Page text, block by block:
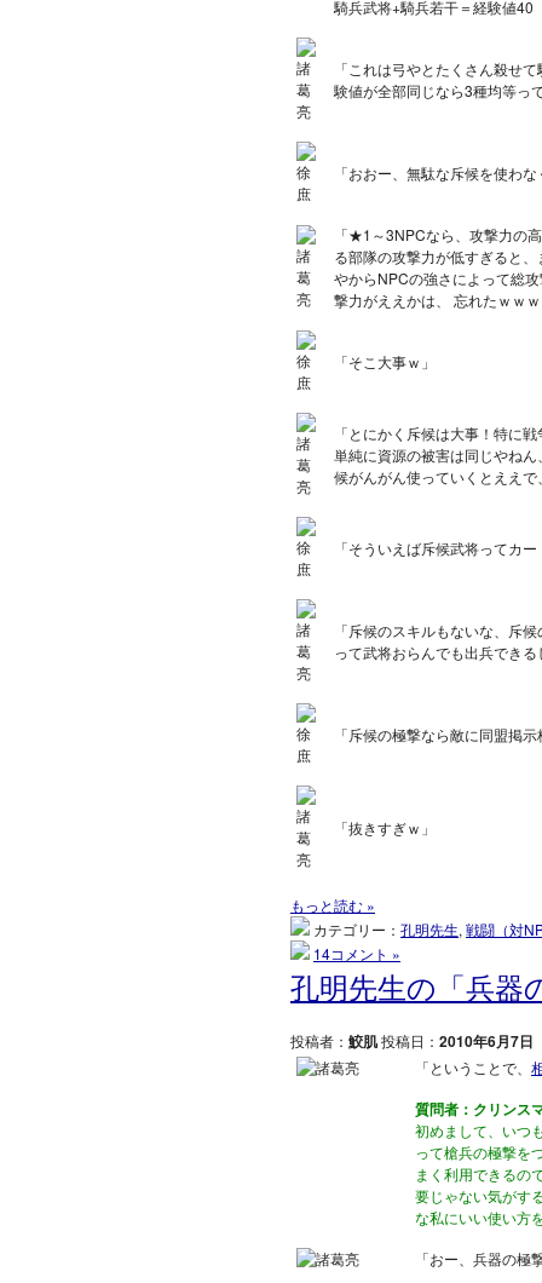
騎兵武将+騎兵若干＝経験値40
「これは弓やとたくさん殺せ
験値が全部同じなら3種均等っ
「おおー、無駄な斥候を使わ
「★1～3NPCなら、攻撃力の
る部隊の攻撃力が低すぎると
やからNPCの強さによって総
撃力がええかは、 忘れたｗｗ
「そこ大事ｗ」
「とにかく斥候は大事！特に
単純に資源の被害は同じやね
候がんがん使っていくとええ
「そういえば斥候武将ってカ
「斥候のスキルもないな、斥
って武将おらんでも出兵でき
「斥候の極撃なら敵に同盟掲
「抜きすぎｗ」
もっと読む »
カテゴリー： 孔明先生, 戦闘（対
14コメント »
孔明先生の「兵器
投稿者： 鮫肌投稿日： 2010年6月7日
「ということで、
質問者：クリンス
初めまして、いつ
って槍兵の極撃を
まく利用できるの
要じゃない気がす
な私にいい使い方
「おー、兵器の極